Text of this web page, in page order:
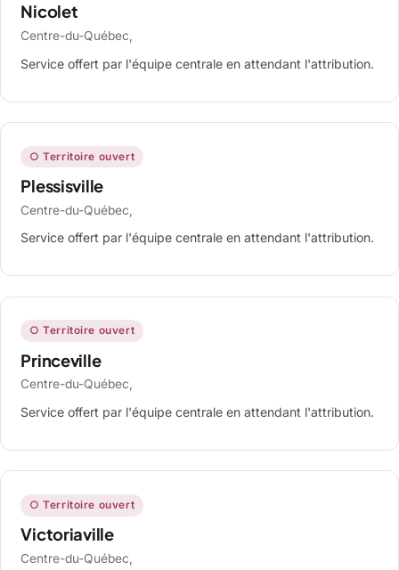
Nicolet
Centre-du-Québec,
Service offert par l'équipe centrale en attendant l'attribution.
○ Territoire ouvert
Plessisville
Centre-du-Québec,
Service offert par l'équipe centrale en attendant l'attribution.
○ Territoire ouvert
Princeville
Centre-du-Québec,
Service offert par l'équipe centrale en attendant l'attribution.
○ Territoire ouvert
Victoriaville
Centre-du-Québec,